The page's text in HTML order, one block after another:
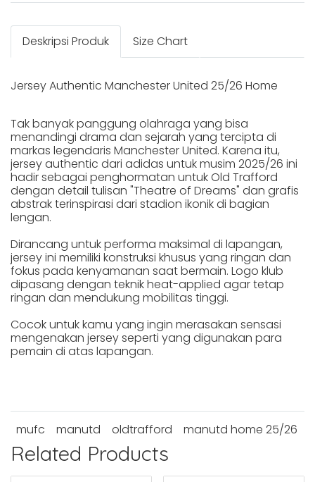
Deskripsi Produk Size Chart
Jersey Authentic Manchester United 25/26 Home
Tak banyak panggung olahraga yang bisa
menandingi drama dan sejarah yang tercipta di
markas legendaris Manchester United. Karena itu,
jersey authentic dari adidas untuk musim 2025/26 ini
hadir sebagai penghormatan untuk Old Trafford
dengan detail tulisan "Theatre of Dreams" dan grafis
abstrak terinspirasi dari stadion ikonik di bagian
lengan.
Dirancang untuk performa maksimal di lapangan,
jersey ini memiliki konstruksi khusus yang ringan dan
fokus pada kenyamanan saat bermain. Logo klub
dipasang dengan teknik heat-applied agar tetap
ringan dan mendukung mobilitas tinggi.
Cocok untuk kamu yang ingin merasakan sensasi
mengenakan jersey seperti yang digunakan para
pemain di atas lapangan.
mufc manutd oldtrafford manutd home 25/26
Related Products